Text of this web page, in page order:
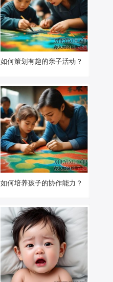
如何策划有趣的亲子活动？
如何培养孩子的协作能力？